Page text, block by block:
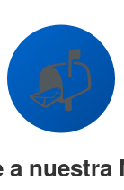
una dura
579
📬
a nuestra